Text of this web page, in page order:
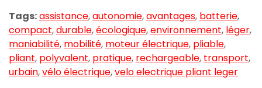
Tags:assistance,autonomie,avantages, batterie,
compact,durable,écologique,environnement, léger,
maniabilité, mobilité, moteur électrique, pliable,
pliant, polyvalent, pratique, rechargeable, transport,
urbain,vélo électrique,velo electrique pliant leger